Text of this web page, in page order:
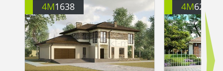
4M1638 4M628